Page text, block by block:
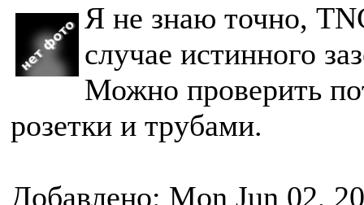
Я не знаю точно,
случае истинного
Можно проверить
розетки и трубами.
Добавлено: Mon Jun 02,